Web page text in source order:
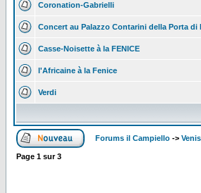
Coronation-Gabrielli
Concert au Palazzo Contarini della Porta di
Casse-Noisette à la FENICE
l'Africaine à la Fenice
Verdi
Forums il Campiello ->
Page 1 sur3